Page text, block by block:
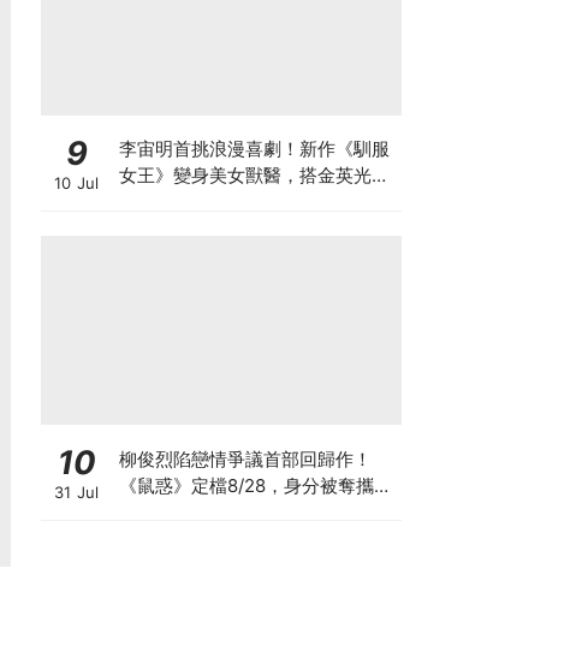
9
10 Jul
李宙明首挑浪漫喜劇！新作《馴服
女王》變身美女獸醫，搭金英光組
10
31 Jul
柳俊烈陷戀情爭議首部回歸作！
《鼠惑》定檔8/28，身分被奪攜手